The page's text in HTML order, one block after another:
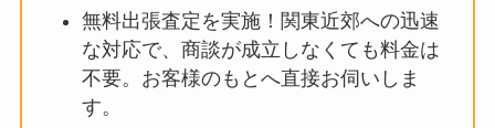
無料出張査定を実施！関東近郊への迅速
な対応で、商談が成立しなくても料金は
不要。お客様のもとへ直接お伺いしま
す。